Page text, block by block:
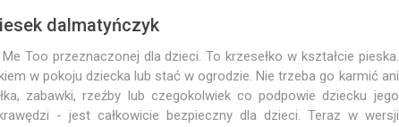
dalmatyńczyk
Too przeznaczonej dla dzieci. To krzesełko w kształcie pieska.
w pokoju dziecka lub stać w ogrodzie. Nie trzeba go karmić ani
zabawki, rzeźby lub czegokolwiek co podpowie dziecku jego
- jest całkowicie bezpieczny dla dzieci. Teraz w wersji